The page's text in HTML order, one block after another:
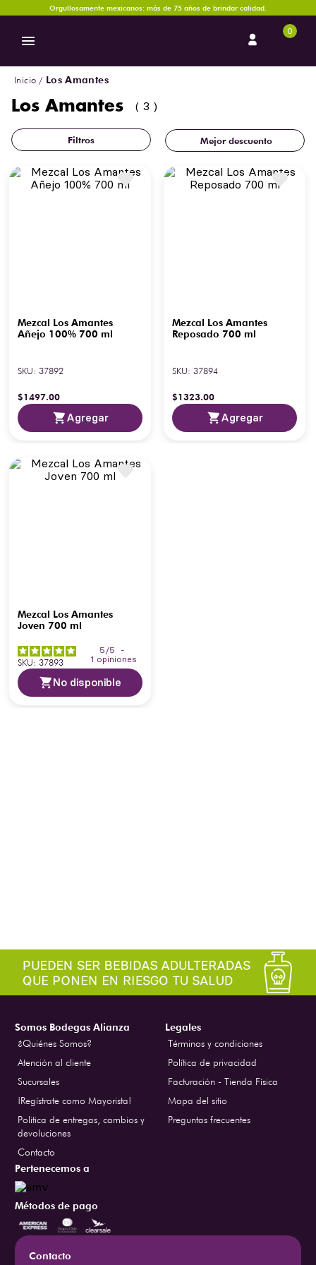
Orgullosamente mexicanos: más de 75 años de brindar calidad.
0
Los Amantes
Los Amantes 3
Mejor descuento
Mezcal Los Amantes
Añejo 100% 700 ml
SKU: 37892
$1497.00
Agregar
Mezcal Los Amantes
Reposado 700 ml
SKU: 37894
$1323.00
Agregar
Mezcal Los Amantes
Joven 700 ml
5 /5
-
1 opiniones
SKU: 37893
No disponible
Somos Bodegas Alianza
¿Quiénes Somos?
Atención al cliente
Sucursales
¡Regístrate como Mayorista!
Politica de entregas, cambios y
devoluciones
Contacto
Legales
Términos y condiciones
Política de privacidad
Facturación - Tienda Física
Mapa del sitio
Preguntas frecuentes
Pertenecemos a
Métodos de pago
Contacto